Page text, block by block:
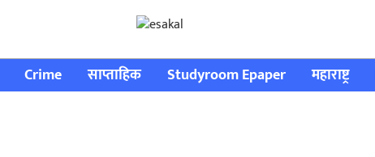
Crime साप्ताहिक Studyroom Epaper महाराष्ट्र